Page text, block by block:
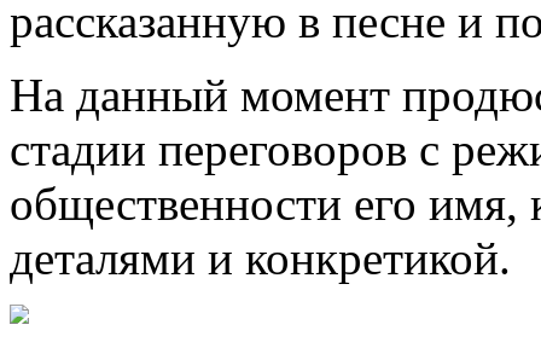
рассказанную в песне и
На данный момент
стадии переговоров с
общественности его имя,
деталями и конкретикой.